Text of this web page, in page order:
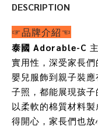
DESCRIPTION
☞品牌介紹☜
泰國 Adorable-C
實用性，深受家長
嬰兒服飾到親子裝
子照，都能展現孩
以柔軟的棉質材料
得開心，家長們也放